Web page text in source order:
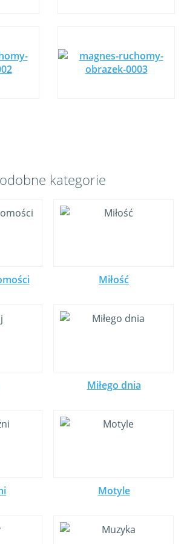
kategorie
Miłość
Miłego dnia
Motyle